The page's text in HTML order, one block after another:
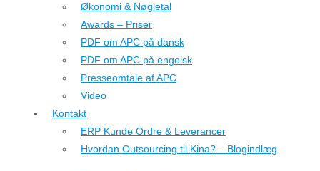
Økonomi & Nøgletal
Awards – Priser
PDF om APC på dansk
PDF om APC på engelsk
Presseomtale af APC
Video
Kontakt
ERP Kunde Ordre & Leverancer
Hvordan Outsourcing til Kina? – Blogindlæg